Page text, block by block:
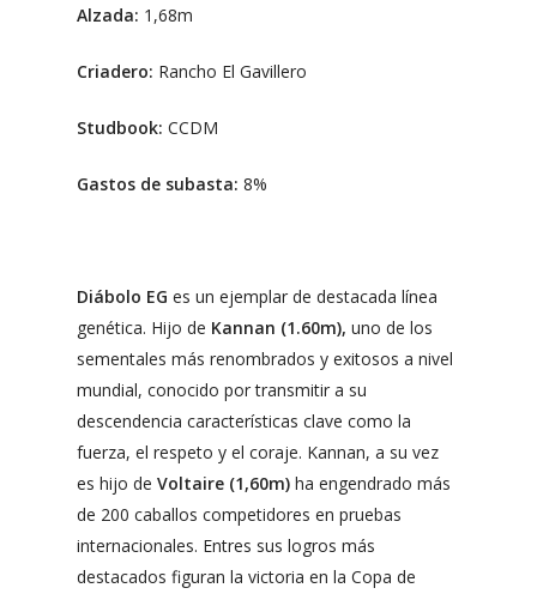
Alzada: 1,68m
Criadero: Rancho El Gavillero
Studbook:CCDM
Gastos de subasta:8%
Diábolo EG es un ejemplar de destacada línea
genética. Hijo de Kannan (1.60m),uno de los
sementales más renombrados y exitosos a nivel
mundial, conocido por transmitir a su
descendencia características clave como la
fuerza, el respeto y el coraje. Kannan, a su vez
es hijo deVoltaire (1,60m)ha engendrado más
de 200 caballos competidores en pruebas
internacionales. Entres sus logros más
destacados figuran la victoria en la Copa de